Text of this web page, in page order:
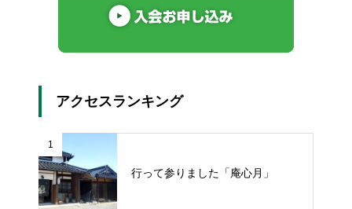
アクセスランキング
1
行って参りました「庵心月」